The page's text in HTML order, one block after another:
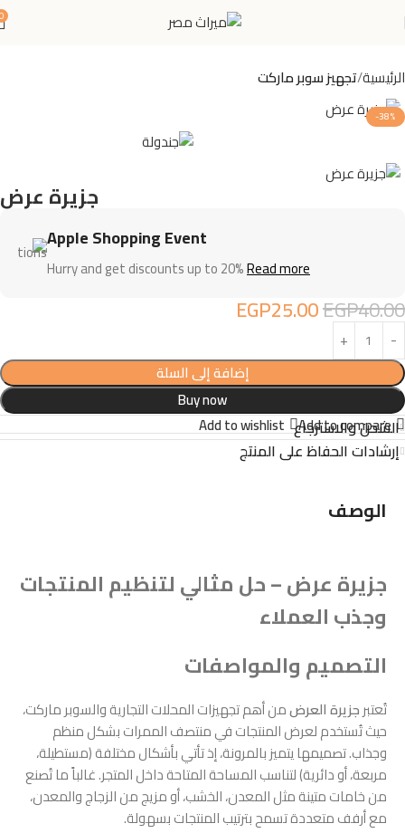
الرئيسية تجهيز سوبر ماركت
-38%
جزيرة عرض
Apple Shopping Event
Hurry and get discounts up to 20%Read more
EGP40.00
EGP25.00
إضافة إلى السلة
Buy now
Add to compare
Add to wishlist الشحن والاسترجاع
إرشادات الحفاظ على المنتج
الوصف
جزيرة عرض – حل مثالي لتنظيم المنتجات
وجذب العملاء
التصميم والمواصفات
تُعتبرجزيرة العرضمن أهم تجهيزات المحلات التجارية والسوبر ماركت،
حيث تُستخدم لعرض المنتجات في منتصف الممرات بشكل منظم
وجذاب. تصميمها يتميز بالمرونة، إذ تأتي بأشكال مختلفة (مستطيلة،
مربعة، أو دائرية) لتناسب المساحة المتاحة داخل المتجر. غالباً ما تُصنع
من خامات متينة مثل المعدن، الخشب، أو مزيج من الزجاج والمعدن،
مع أرفف متعددة تسمح بترتيب المنتجات بسهولة.